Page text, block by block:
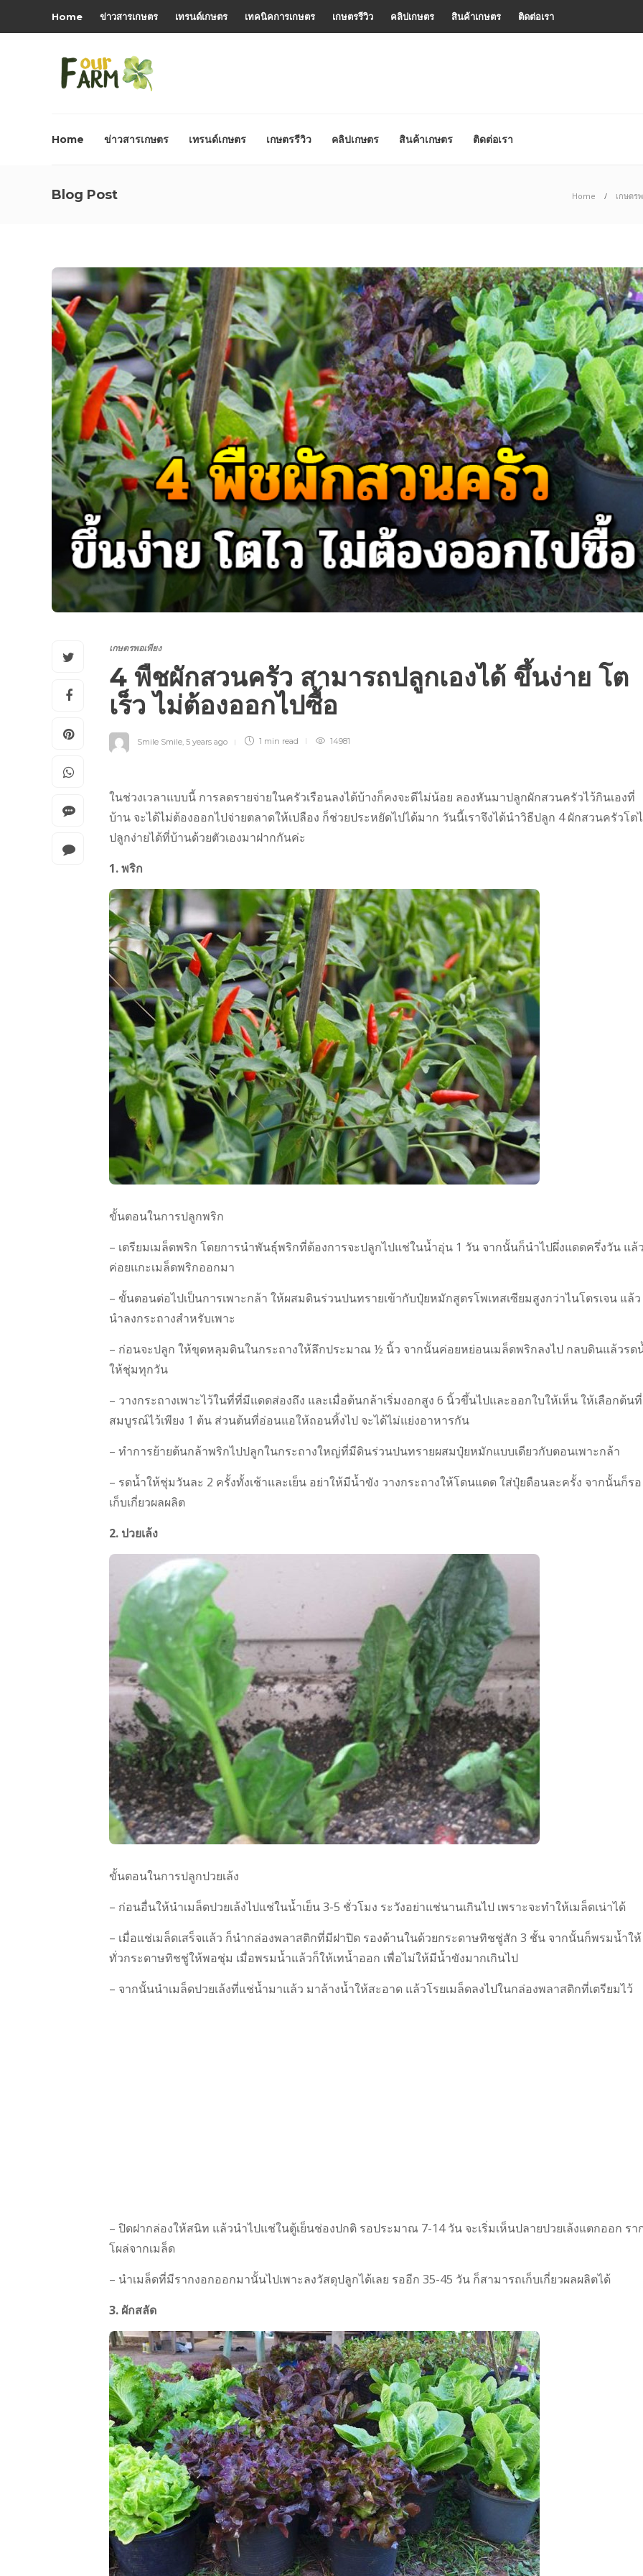
Home ข่าวสารเกษตร เทรนด์เกษตร เทคนิคการเกษตร เกษตรรีวิว คลิปเกษตร สินค้าเกษตร ติดต่อเรา
Home ข่าวสารเกษตร เทรนด์เกษตร เกษตรรีวิว คลิปเกษตร สินค้าเกษตร ติดต่อเรา
Blog Post Home เกษตร
เกษตรพอเพียง
4 พืชผักสวนครัว สามารถปลูกเองได้ ขึ้นง่าย โต
เร็ว ไม่ต้องออกไปซื้อ
Smile Smile 5 years ago 1 min read 14981
ในช่วงเวลาแบบนี้ การลดรายจ่ายในครัวเรือนลงได้บ้างก็คงจะดีไม่น้อย ลองหันมาปลูกผักสวนครัวไว้กินเองที่
บ้าน จะได้ไม่ต้องออกไปจ่ายตลาดให้เปลือง ก็ช่วยประหยัดไปได้มาก วันนี้เราจึงได้นำวิธีปลูก 4 ผักสวนครัวโต
ปลูกง่ายได้ที่บ้านด้วยตัวเองมาฝากกันค่ะ
1. พริก
ขั้นตอนในการปลูกพริก
– เตรียมเมล็ดพริก โดยการนำพันธุ์พริกที่ต้องการจะปลูกไปแช่ในน้ำอุ่น 1 วัน จากนั้นก็นำไปผึ่งแดดครึ่งวัน แล้
ค่อยแกะเมล็ดพริกออกมา
– ขั้นตอนต่อไปเป็นการเพาะกล้า ให้ผสมดินร่วนปนทรายเข้ากับปุ๋ยหมักสูตรโพเทสเซียมสูงกว่าไนโตรเจน แล้ว
นำลงกระถางสำหรับเพาะ
– ก่อนจะปลูก ให้ขุดหลุมดินในกระถางให้ลึกประมาณ ½ นิ้ว จากนั้นค่อยหย่อนเมล็ดพริกลงไป กลบดินแล้วรด
ให้ชุ่มทุกวัน
– วางกระถางเพาะไว้ในที่ที่มีแดดส่องถึง และเมื่อต้นกล้าเริ่มงอกสูง 6 นิ้วขึ้นไปและออกใบให้เห็น ให้เลือกต้นที่
สมบูรณ์ไว้เพียง 1 ต้น ส่วนต้นที่อ่อนแอให้ถอนทิ้งไป จะได้ไม่แย่งอาหารกัน
– ทำการย้ายต้นกล้าพริกไปปลูกในกระถางใหญ่ที่มีดินร่วนปนทรายผสมปุ๋ยหมักแบบเดียวกับตอนเพาะกล้า
– รดน้ำให้ชุ่มวันละ 2 ครั้งทั้งเช้าและเย็น อย่าให้มีน้ำขัง วางกระถางให้โดนแดด ใส่ปุ๋ยดือนละครั้ง จากนั้นก็รอ
เก็บเกี่ยวผลผลิต
2. ปวยเล้ง
ขั้นตอนในการปลูกปวยเล้ง
– ก่อนอื่นให้นำเมล็ดปวยเล้งไปแช่ในน้ำเย็น 3-5 ชั่วโมง ระวังอย่าแช่นานเกินไป เพราะจะทำให้เมล็ดเน่าได้
– เมื่อแช่เมล็ดเสร็จแล้ว ก็นำกล่องพลาสติกที่มีฝาปิด รองด้านในด้วยกระดาษทิชชู่สัก 3 ชั้น จากนั้นก็พรมน้ำให้
ทั่วกระดาษทิชชู่ให้พอชุ่ม เมื่อพรมน้ำแล้วก็ให้เทน้ำออก เพื่อไม่ให้มีน้ำขังมากเกินไป
– จากนั้นนำเมล็ดปวยเล้งที่แช่น้ำมาแล้ว มาล้างน้ำให้สะอาด แล้วโรยเมล็ดลงไปในกล่องพลาสติกที่เตรียมไว้
– ปิดฝากล่องให้สนิท แล้วนำไปแช่ในตู้เย็นช่องปกติ รอประมาณ 7-14 วัน จะเริ่มเห็นปลายปวยเล้งแตกออก รา
โผล่จากเมล็ด
– นำเมล็ดที่มีรากงอกออกมานั้นไปเพาะลงวัสดุปลูกได้เลย รออีก 35-45 วัน ก็สามารถเก็บเกี่ยวผลผลิตได้
3. ผักสลัด